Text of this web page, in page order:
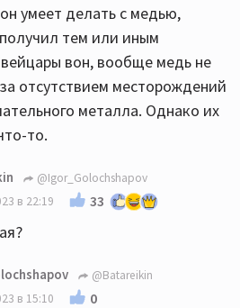
умеет делать с медью,
тем или иным
вон, вообще медь не
отсутствием месторождений
металла. Однако их
то.
@Igor_Golochshapov
в 22:19
33
@Batareikin
в 15:10
0